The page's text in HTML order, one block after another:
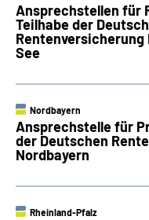
Ansprechstellen für
Teilhabe der
See
Nordbayern
Ansprechstelle für
der Deutschen
Nordbayern
Rheinland-Pfalz